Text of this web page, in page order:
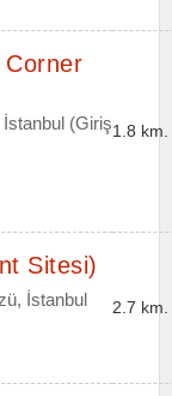
Corner
(Giriş1.8 km.
Sitesi)
İstanbul 2.7 km.